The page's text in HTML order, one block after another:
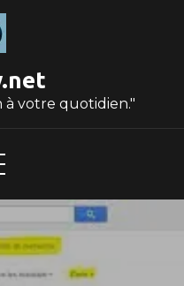
votre quotidien."